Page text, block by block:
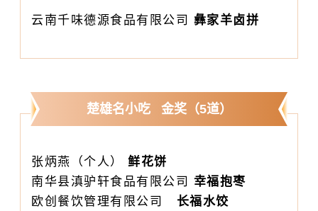
云南千味德源食品有限公司 彝家羊卤拼
楚雄名小吃 金奖（5道）
张炳燕（个人） 鲜花饼
南华县滇驴轩食品有限公司 幸福抱枣
欧创餐饮管理有限公司 长福水饺